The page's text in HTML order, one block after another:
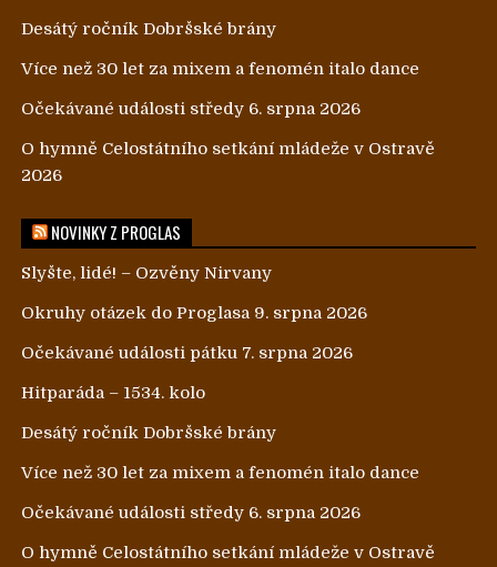
Desátý ročník Dobršské brány
Více než 30 let za mixem a fenomén italo dance
Očekávané události středy 6. srpna 2026
O hymně Celostátního setkání mládeže v Ostravě
2026
NOVINKY Z PROGLAS
Slyšte, lidé! – Ozvěny Nirvany
Okruhy otázek do Proglasa 9. srpna 2026
Očekávané události pátku 7. srpna 2026
Hitparáda – 1534. kolo
Desátý ročník Dobršské brány
Více než 30 let za mixem a fenomén italo dance
Očekávané události středy 6. srpna 2026
O hymně Celostátního setkání mládeže v Ostravě